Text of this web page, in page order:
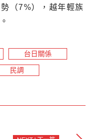
（7%），越年輕族
台日關係
民調